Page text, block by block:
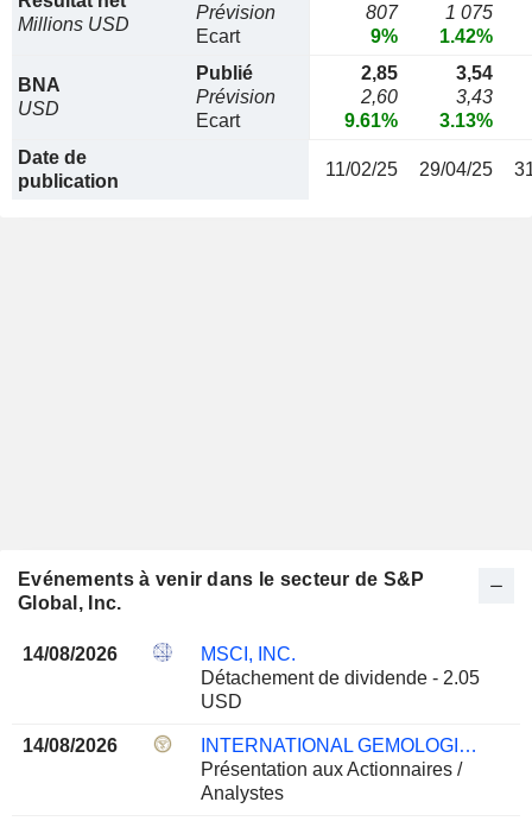
Millions USD
Prévision
Ecart
807
9%
1 075
1.42%
BNA
USD
Publié
Prévision
Ecart
2,85
2,60
9.61%
3,54
3,43
3.13%
Date de
publication
11/02/25 29/04/25
Evénements à venir dans le secteur de S&P
Global, Inc.
14/08/2026
MSCI, INC.
Détachement de dividende - 2.05
USD
14/08/2026
INTERNATIONAL GEMOLOGICAL INSTITUTE LIMITED
Présentation aux Actionnaires /
Analystes